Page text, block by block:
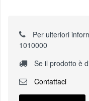
Per ulteriori
1010000
Se il prodotto è
Contattaci